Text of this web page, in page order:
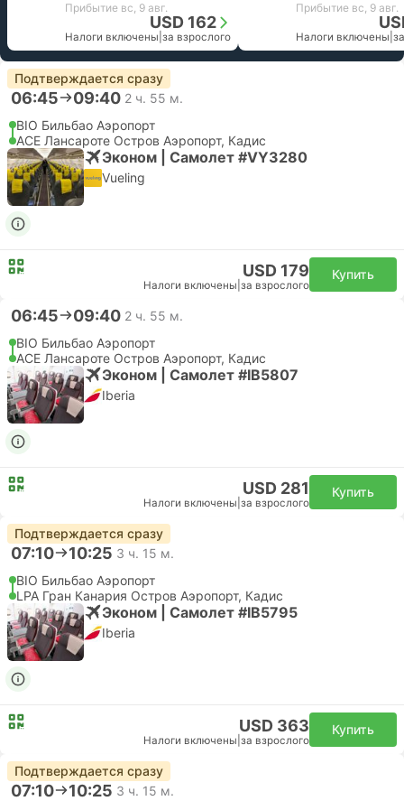
Прибытие вс, 9 авг.
USD 162
Налоги включены за взрослого
Прибытие вс, 9 авг.
Налоги включены
Подтверждается сразу
06:45 09:40 2 ч. 55 м.
BIO Бильбао Аэропорт
ACE Лансароте Остров Аэропорт, Кадис
Эконом | Самолет #VY3280
Vueling
USD 179
Налоги включены за взрослого
Купить
06:45 09:40 2 ч. 55 м.
BIO Бильбао Аэропорт
ACE Лансароте Остров Аэропорт, Кадис
Эконом | Самолет #IB5807
Iberia
USD 281
Налоги включены за взрослого
Купить
Подтверждается сразу
07:10 10:25 3 ч. 15 м.
BIO Бильбао Аэропорт
LPA Гран Канария Остров Аэропорт, Кадис
Эконом | Самолет #IB5795
Iberia
USD 363
Налоги включены за взрослого
Купить
Подтверждается сразу
07:10 10:25 3 ч. 15 м.